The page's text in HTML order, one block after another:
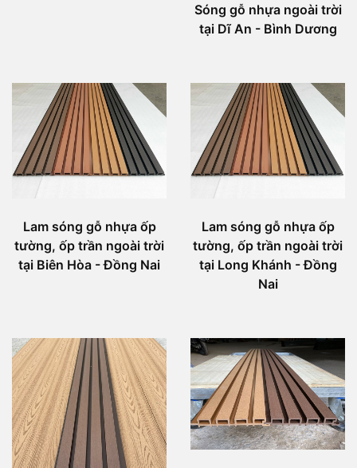
Sóng gỗ nhựa ngoài trời
tại Dĩ An - Bình Dương
Lam sóng gỗ nhựa ốp
tường, ốp trần ngoài trời
tại Biên Hòa - Đồng Nai
Lam sóng gỗ nhựa ốp
tường, ốp trần ngoài trời
tại Long Khánh - Đồng
Nai